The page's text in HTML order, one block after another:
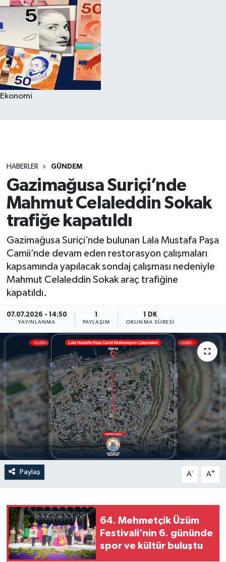
Ekonomi
HABERLER GÜNDEM
Gazimağusa Suriçi’nde
Mahmut Celaleddin Sokak
trafiğe kapatıldı
Gazimağusa Suriçi’nde bulunan Lala Mustafa Paşa
Camii’nde devam eden restorasyon çalışmaları
kapsamında yapılacak sondaj çalışması nedeniyle
Mahmut Celaleddin Sokak araç trafiğine
kapatıldı.
07.07.2026 - 14:50
YAYINLANMA
1
PAYLAŞIM
1 DK
OKUNMA SÜRESI
Paylaş A- A+
64. Mehmetçik Üzüm
Festivali’nin 6. gününde
spor ve kültür buluştu